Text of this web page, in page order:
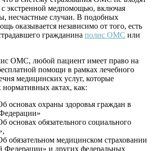
с экстренной медпомощью, включая
несчастные случаи. В подобных
оказывается независимо от того, есть
гражданина полис ОМС или
ОМС, любой пациент имеет право на
помощи в рамках лечебного
медицинских услуг, которые
нормативных актах, как:
основах охраны здоровья граждан в
обязательного социального
обязательном медицинском страховании
Федерации» и других федеральных